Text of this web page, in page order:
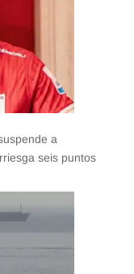
a
seis puntos